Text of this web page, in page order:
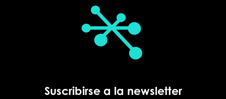
Suscribirse a la newsletter